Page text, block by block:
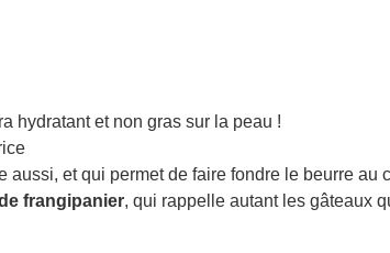
hydratant et non gras sur la peau !
aussi, et qui permet de faire fondre le beurre au
frangipanier, qui rappelle autant les gâteaux